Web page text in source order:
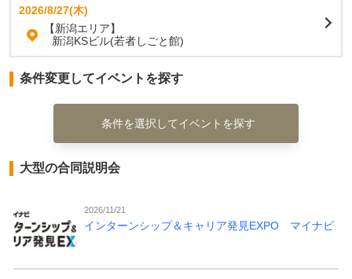
2026/8/27(木)
【新潟エリア】
新潟KSビル(若者しごと館)
条件変更してイベントを探す
条件を選択してイベントを探す
大型の合同説明会
2026/11/21
インターンシップ＆キャリア発見EXPO マイナビ